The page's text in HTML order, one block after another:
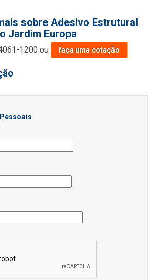
sobre Adesivo Estrutural
Jardim Europa
1200 ou faça uma cotação